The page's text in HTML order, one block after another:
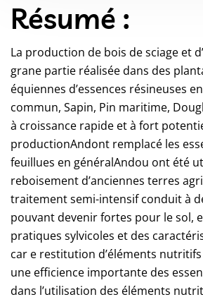
Résumé :
La production de bois de sciage et
grane partie réalisée dans des
équiennes d’essences résineuses
commun, Sapin, Pin maritime,
à croissance rapide et à fort
productionAndont remplacé les
feuillues en généralAndou ont été
reboisement d’anciennes terres
traitement semi-intensif conduit à
pouvant devenir fortes pour le sol,
pratiques sylvicoles et des
car e restitution d’éléments nutritifs
une efficience importante des
dans l’utilisation des éléments